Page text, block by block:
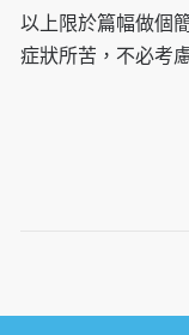
以上限於篇幅做個
症狀所苦，不必考